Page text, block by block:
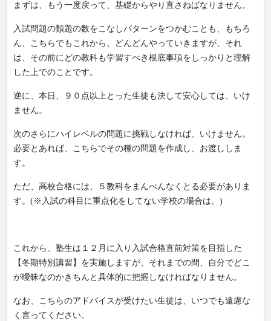
まずは、もう一度戻って、基礎からやり直さねばなりません。
入試問題の類題の数をこなしパターンをつかむことも、もちろ
ん、こちらでもこれから、どんどんやっていきますが、それ
は、その前にどの教科も学習すべき根底事項をしっかりと理解
した上でのことです。
逆に、本日、９０点以上とった生徒も決して安心しては、いけ
ません。
次のさらにハイレベルの問題に挑戦しなければ、いけません。
必要とあれば、こちらでその種の問題を作成し、お渡ししま
す。
ただ、高校合格には、５教科をまんべんなくとる必要がありま
す。(※入試の科目に重点化をしてない学校の場合は。)
これから、塾生は１２月に入り入試合格直前対策を目指した
【冬期特別講習】を実施しますが、それまでの間、自分でどこ
が曖昧なのかきちんと具体的に把握しなければなりません。
なお、こちらのアドバイスが受けたい生徒は、いつでも遠慮な
く言ってください。